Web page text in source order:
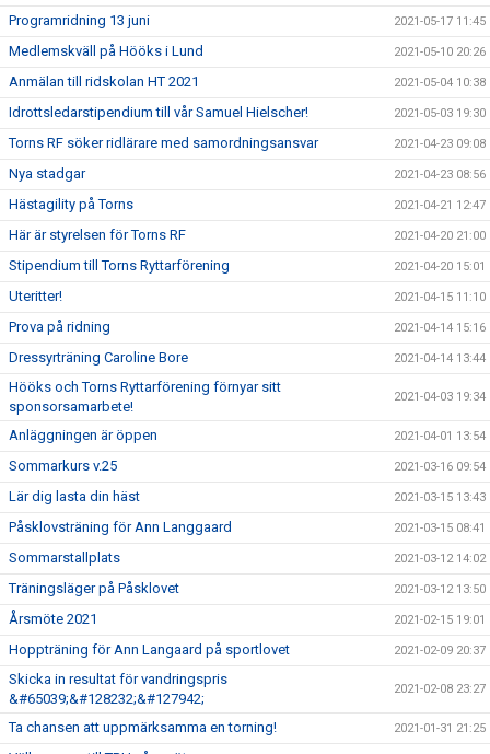
Programridning 13 juni 2021-05-17 11:45
Medlemskväll på Hööks i Lund 2021-05-10 20:26
Anmälan till ridskolan HT 2021 2021-05-04 10:38
Idrottsledarstipendium till vår Samuel Hielscher! 2021-05-03 19:30
Torns RF söker ridlärare med samordningsansvar 2021-04-23 09:08
Nya stadgar 2021-04-23 08:56
Hästagility på Torns 2021-04-21 12:47
Här är styrelsen för Torns RF 2021-04-20 21:00
Stipendium till Torns Ryttarförening 2021-04-20 15:01
Uteritter! 2021-04-15 11:10
Prova på ridning 2021-04-14 15:16
Dressyrträning Caroline Bore 2021-04-14 13:44
Hööks och Torns Ryttarförening förnyar sitt
sponsorsamarbete!
2021-04-03 19:34
Anläggningen är öppen 2021-04-01 13:54
Sommarkurs v.25 2021-03-16 09:54
Lär dig lasta din häst 2021-03-15 13:43
Påsklovsträning för Ann Langgaard 2021-03-15 08:41
Sommarstallplats 2021-03-12 14:02
Träningsläger på Påsklovet 2021-03-12 13:50
Årsmöte 2021 2021-02-15 19:01
Hoppträning för Ann Langaard på sportlovet 2021-02-09 20:37
Skicka in resultat för vandringspris
&#65039;&#128232;&#127942;
2021-02-08 23:27
Ta chansen att uppmärksamma en torning! 2021-01-31 21:25